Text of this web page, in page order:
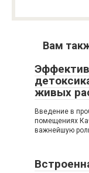
Вам
живых
Введение в
помещениях
важнейшую